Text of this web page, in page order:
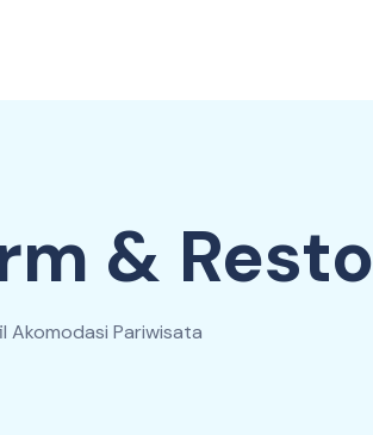
& Resto
Akomodasi Pariwisata